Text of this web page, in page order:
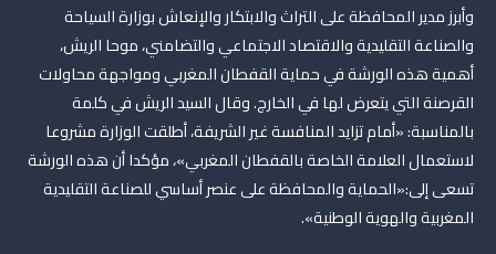
وأبرز مدير المحافظة على التراث والابتكار والإنعاش بوزارة السياحة
والصناعة التقليدية والاقتصاد الاجتماعي والتضامني، موحا الريش،
أهمية هذه الورشة في حماية القفطان المغربي ومواجهة محاولات
القرصنة التي يتعرض لها في الخارج. وقال السيد الريش في كلمة
بالمناسبة: «أمام تزايد المنافسة غير الشريفة، أطلقت الوزارة مشروعا
لاستعمال العلامة الخاصة بالقفطان المغربي»، مؤكدا أن هذه الورشة
تسعى إلى:«الحماية والمحافظة على عنصر أساسي للصناعة التقليدية
المغربية والهوية الوطنية».